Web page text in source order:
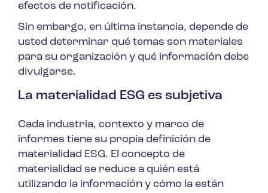
efectos de notificación.
Sin embargo, en última instancia, depende de
usted determinar qué temas son materiales
para su organización y qué información debe
divulgarse.
La materialidad ESG es subjetiva
Cada industria, contexto y marco de
informes tiene su propia definición de
materialidad ESG. El concepto de
materialidad se reduce a quién está
utilizando la información y cómo la están